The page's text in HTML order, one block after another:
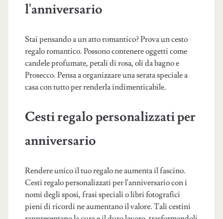
l'anniversario
Stai pensando a un atto romantico? Prova un cesto
regalo romantico. Possono contenere oggetti come
candele profumate, petali di rosa, oli da bagno e
Prosecco. Pensa a organizzare una serata speciale a
casa con tutto per renderla indimenticabile.
Cesti regalo personalizzati per
anniversario
Rendere unico il tuo regalo ne aumenta il fascino.
Cesti regalo personalizzati per l'anniversario con i
nomi degli sposi, frasi speciali o libri fotografici
pieni di ricordi ne aumentano il valore. Tali cestini